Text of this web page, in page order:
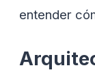
entender